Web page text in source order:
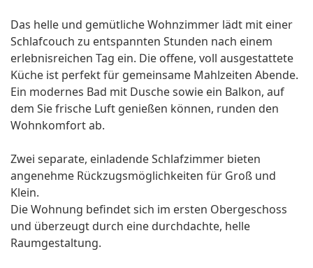
Das helle und gemütliche Wohnzimmer lädt mit einer
Schlafcouch zu entspannten Stunden nach einem
erlebnisreichen Tag ein. Die offene, voll ausgestattete
Küche ist perfekt für gemeinsame Mahlzeiten Abende.
Ein modernes Bad mit Dusche sowie ein Balkon, auf
dem Sie frische Luft genießen können, runden den
Wohnkomfort ab.
Zwei separate, einladende Schlafzimmer bieten
angenehme Rückzugsmöglichkeiten für Groß und
Klein.
Die Wohnung befindet sich im ersten Obergeschoss
und überzeugt durch eine durchdachte, helle
Raumgestaltung.